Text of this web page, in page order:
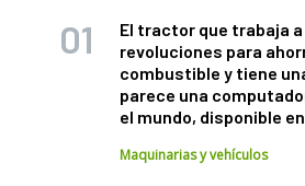
El tractor que trabaja a
revoluciones para
combustible y tiene
parece una
el mundo, disponible
Maquinarias y vehículos